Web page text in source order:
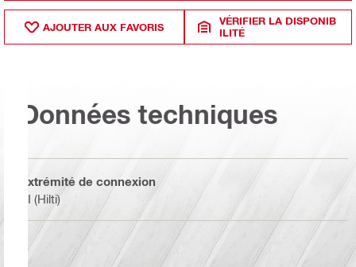
AJOUTER AUX FAVORIS
VÉRIFIER LA DISPONIB
ILITÉ
Données techniques
Extrémité de connexion
BI (Hilti)